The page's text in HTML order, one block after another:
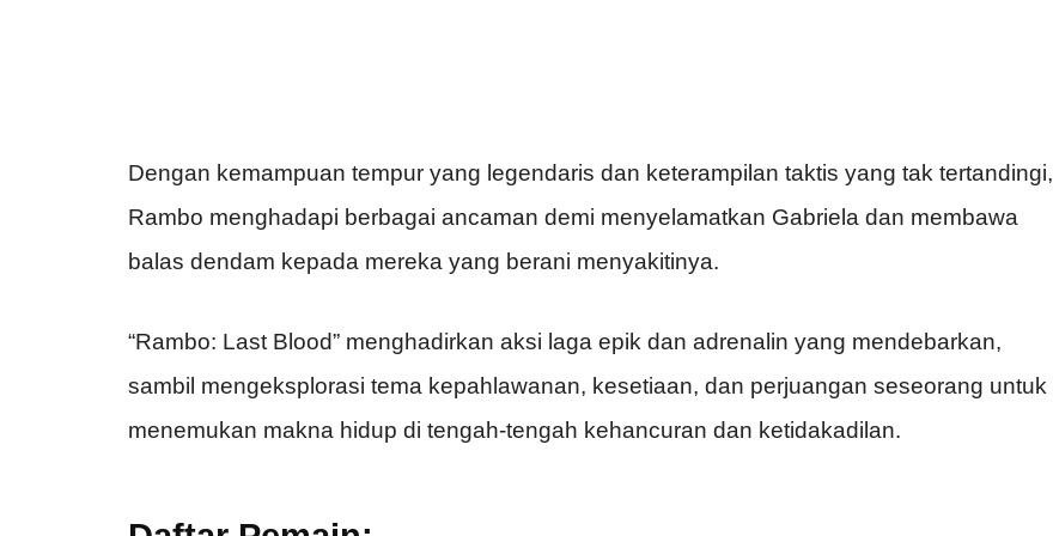
Dengan kemampuan tempur yang legendaris dan keterampilan taktis yang tak tertandingi,
Rambo menghadapi berbagai ancaman demi menyelamatkan Gabriela dan membawa
balas dendam kepada mereka yang berani menyakitinya.
“Rambo: Last Blood” menghadirkan aksi laga epik dan adrenalin yang mendebarkan,
sambil mengeksplorasi tema kepahlawanan, kesetiaan, dan perjuangan seseorang untuk
menemukan makna hidup di tengah-tengah kehancuran dan ketidakadilan.